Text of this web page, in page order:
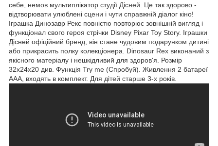
себе, немов мультиплікатор студії Дісней. Це так здорово -
відтворювати улюблені сцени і чути справжній діалог кіно!
Іграшка Динозавр Рекс повністю повторює зовнішній вигляд і
функціонал свого героя стрічки Disney Pixar Toy Story. Іграшки
Дісней офіційний бренд, він стане чудовим подарунком дитині
або прикрасить полку колекціонера. Dinosaur Rex виконаний з
якісного матеріалу і нешкідливий для здоров'я. Розмір
32х24х20 див. Функція Try me (Спробуй). Живлення 2 батареї
ААА, входять в комплект. Для дітей старше 3-х років.